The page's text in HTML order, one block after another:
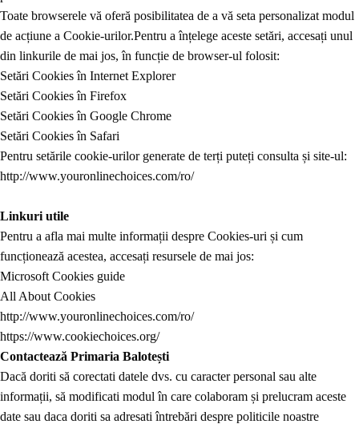
Toate browserele vă oferă posibilitatea de a vă seta personalizat modul
de acțiune a Cookie-urilor.Pentru a înțelege aceste setări, accesați unul
din linkurile de mai jos, în funcție de browser-ul folosit:
Setări Cookies în Internet Explorer
Setări Cookies în Firefox
Setări Cookies în Google Chrome
Setări Cookies în Safari
Pentru setările cookie-urilor generate de terți puteți consulta și site-ul:
http://www.youronlinechoices.com/ro/
Linkuri utile
Pentru a afla mai multe informații despre Cookies-uri și cum
funcționează acestea, accesați resursele de mai jos:
Microsoft Cookies guide
All About Cookies
http://www.youronlinechoices.com/ro/
https://www.cookiechoices.org/
Contactează Primaria Balotești
Dacă doriti să corectati datele dvs. cu caracter personal sau alte
informații, să modificati modul în care colaboram și prelucram aceste
date sau daca doriti sa adresati întrebări despre politicile noastre